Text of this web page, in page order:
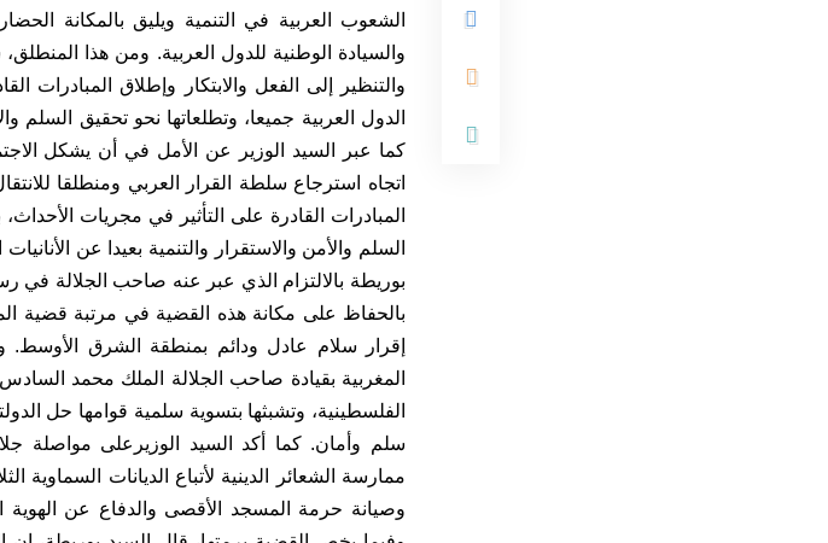
الشعوب العربية في التنمية ويليق بالمكانة
والسيادة الوطنية للدول العربية. ومن هذا
والتنظير إلى الفعل والابتكار وإطلاق المبادرات
الدول العربية جميعا، وتطلعاتها نحو تحقيق السلم
كما عبر السيد الوزير عن الأمل في أن يشكل
اتجاه استرجاع سلطة القرار العربي ومنطلقا
المبادرات القادرة على التأثير في مجريات
السلم والأمن والاستقرار والتنمية بعيدا عن
بوريطة بالالتزام الذي عبر عنه صاحب الجلالة في
بالحفاظ على مكانة هذه القضية في مرتبة قضية
إقرار سلام عادل ودائم بمنطقة الشرق الأوسط.
المغربية بقيادة صاحب الجلالة الملك محمد
الفلسطينية، وتشبثها بتسوية سلمية قوامها حل
سلم وأمان. كما أكد السيد الوزيرعلى مواصلة
ممارسة الشعائر الدينية لأتباع الديانات السماوية
وصيانة حرمة المسجد الأقصى والدفاع عن الهوية